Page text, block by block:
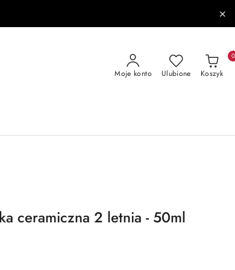
Moje konto Ulubione Koszyk
0
ceramiczna 2 letnia - 50ml